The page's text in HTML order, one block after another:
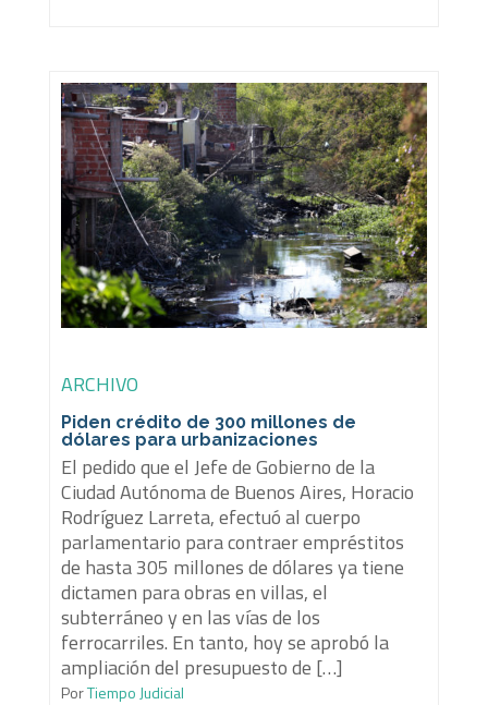
ARCHIVO
Piden crédito de 300 millones de
dólares para urbanizaciones
El pedido que el Jefe de Gobierno de la
Ciudad Autónoma de Buenos Aires, Horacio
Rodríguez Larreta, efectuó al cuerpo
parlamentario para contraer empréstitos
de hasta 305 millones de dólares ya tiene
dictamen para obras en villas, el
subterráneo y en las vías de los
ferrocarriles. En tanto, hoy se aprobó la
ampliación del presupuesto de […]
PorTiempo Judicial